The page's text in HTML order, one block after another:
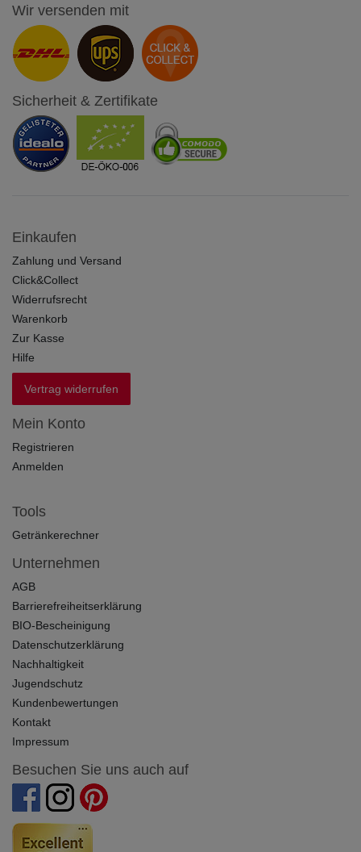
Wir versenden mit
Sicherheit & Zertifikate
Einkaufen
Zahlung und Versand
Click&Collect
Widerrufsrecht
Warenkorb
Zur Kasse
Hilfe
Vertrag widerrufen
Mein Konto
Registrieren
Anmelden
Tools
Getränkerechner
Unternehmen
AGB
Barrierefreiheitserklärung
BIO-Bescheinigung
Datenschutzerklärung
Nachhaltigkeit
Jugendschutz
Kundenbewertungen
Kontakt
Impressum
Besuchen Sie uns auch auf